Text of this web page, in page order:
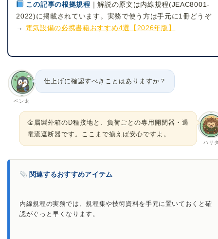
この記事の根拠規程 ｜解説の原文は内線規程(JEAC8001-
2022)に掲載されています。実務で使う方は手元に1冊どうぞ
→ 電気設備の必携書籍おすすめ4選【2026年版】
ペン太
仕上げに確認すべきことはありますか？
ハリ
金属製外箱のD種接地と、負荷ごとの専用開閉器・過
電流遮断器です。ここまで揃えば安心ですよ。
関連するおすすめアイテム
内線規程の実務では、規程集や技術資料を手元に置いておくと確
認がぐっと早くなります。